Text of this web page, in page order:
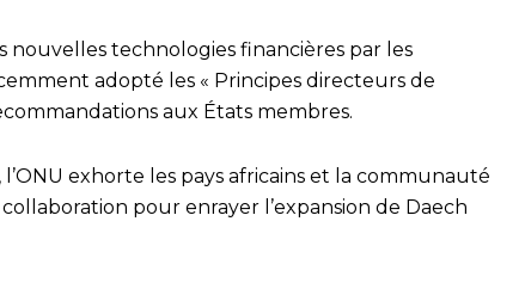
nouvelles technologies financières par les
adopté les « Principes directeurs de
aux États membres.
l’ONU exhorte les pays africains et la communauté
pour enrayer l’expansion de Daech